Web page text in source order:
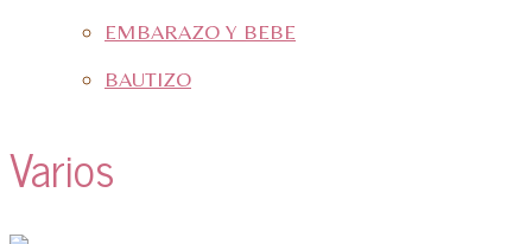
EMBARAZO Y BEBE
BAUTIZO
Varios